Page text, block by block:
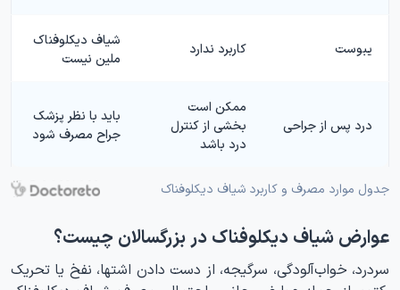
یبوست کاربرد ندارد
شیاف دیکلوفناک
ملین نیست
درد پس از جراحی
ممکن است
بخشی از کنترل
درد باشد
باید با نظر پزشک
جراح مصرف شود
جدول موارد مصرف و کاربرد شیاف دیکلوفناک
عوارض شیاف دیکلوفناک در بزرگسالان چیست؟
سردرد، خواب‌آلودگی، سرگیجه، از دست دادن اشتها، نفخ یا تحریک